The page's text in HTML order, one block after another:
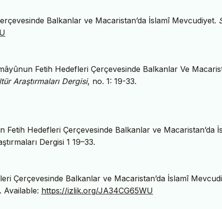
Balkanlar ve Macaristan’da İslamî Mevcudiyet.
Fetih Hedefleri Çerçevesinde Balkanlar Ve
Araştırmaları Dergisi, no. 1: 19-33.
Hedefleri Çerçevesinde Balkanlar ve Macaristan’da
Dergisi 1 19–33.
Çerçevesinde Balkanlar ve Macaristan’da İslamî
Available: https://izlik.org/JA34CG65WU